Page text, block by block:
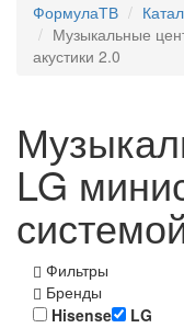
ФормулаТВ
Музыкальные
акустики 2.0
LG
Фильтры
Бренды
Hisense
LG